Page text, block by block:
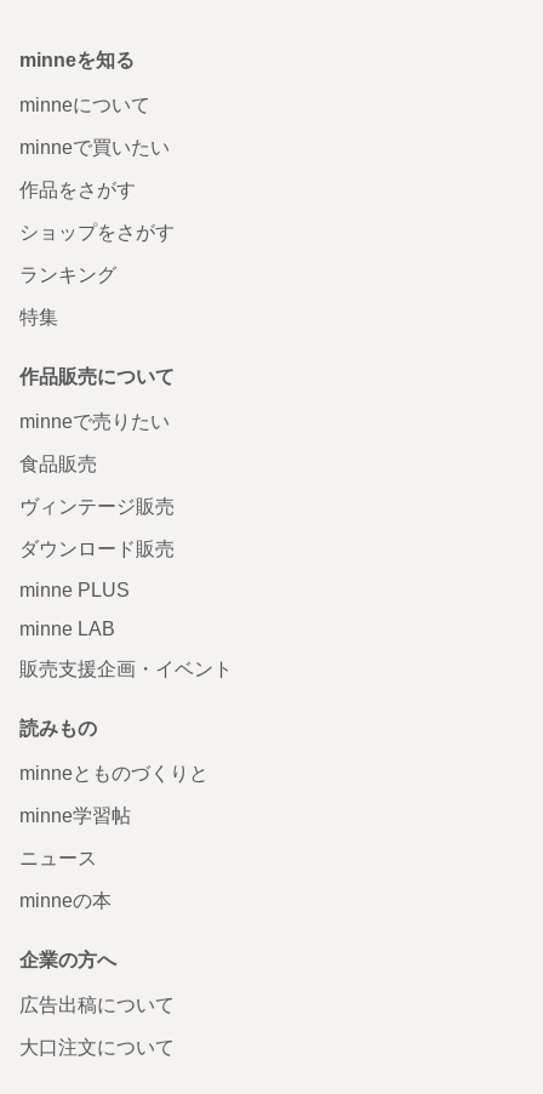
minneを知る
minneについて
minneで買いたい
作品をさがす
ショップをさがす
ランキング
特集
作品販売について
minneで売りたい
食品販売
ヴィンテージ販売
ダウンロード販売
minne PLUS
minne LAB
販売支援企画・イベント
読みもの
minneとものづくりと
minne学習帖
ニュース
minneの本
企業の方へ
広告出稿について
大口注文について